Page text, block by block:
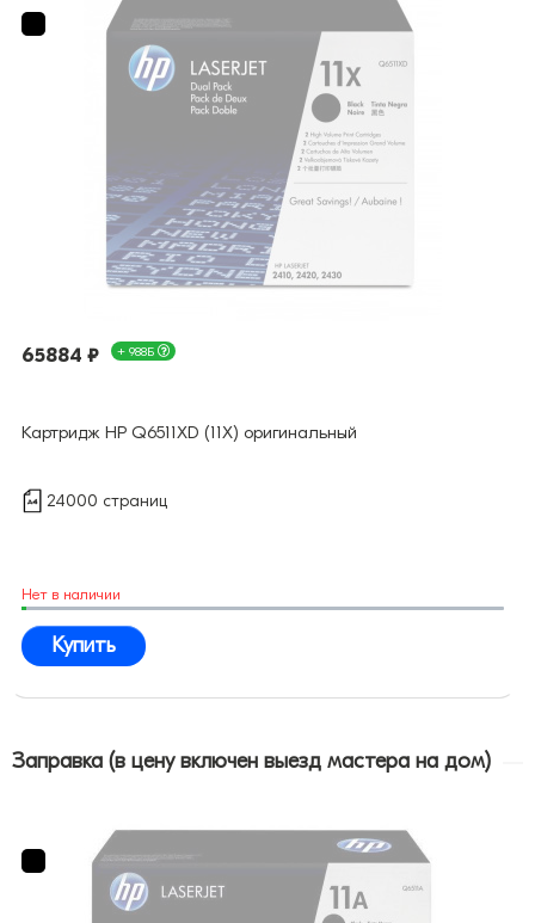
65884 ₽ + 988Б
Картридж HP Q6511XD (11X) оригинальный
24000 страниц
Нет в наличии
Купить
Заправка (в цену включен выезд мастера на дом)